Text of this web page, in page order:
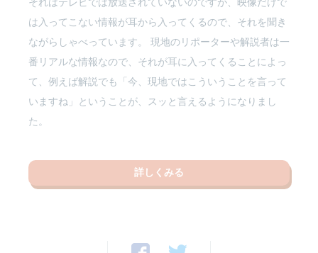
それはテレビでは放送されていないのですが、映像だけで
は入ってこない情報が耳から入ってくるので、それを聞き
ながらしゃべっています。 現地のリポーターや解説者は一
番リアルな情報なので、それが耳に入ってくることによっ
て、例えば解説でも「今、現地ではこういうことを言って
いますね」ということが、スッと言えるようになりまし
た。
詳しくみる